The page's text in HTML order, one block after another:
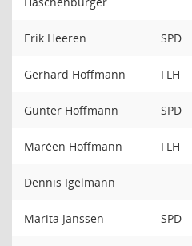
Erik Heeren SPD
Gerhard Hoffmann FLH
Günter Hoffmann SPD
Maréen Hoffmann FLH
Dennis Igelmann
Marita Janssen SPD